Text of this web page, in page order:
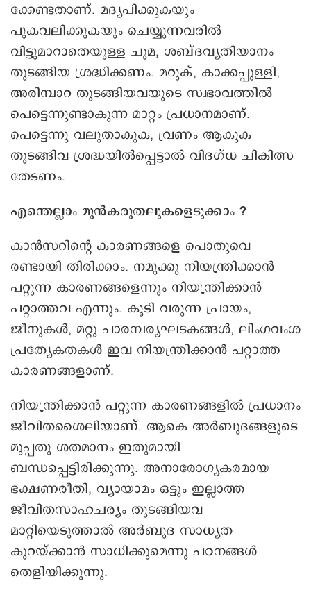
ക്കേണ്ടതാണ്. മദ്യപിക്കുകയും
പുകവലിക്കുകയും െചയ്യുന്നവരിൽ
വിട്ടുമാറാതെയുള്ള ചുമ, ശബ്ദവ്യതിയാനം
തുടങ്ങിയ ശ്രദ്ധിക്കണം. മറുക്, കാക്കപ്പുള്ളി,
അരിമ്പാറ തുടങ്ങിയവയുടെ സ്വഭാവത്തിൽ
പെട്ടെന്നുണ്ടാകുന്ന മാറ്റം പ്രധാനമാണ്.
പെട്ടെന്നു വലുതാകുക, വ്രണം ആകുക
തുടങ്ങിവ ശ്രദ്ധയിൽപ്പെട്ടാൽ വിദഗ്ധ ചികിത്സ
തേടണം.
എന്തെല്ലാം മുൻകരുതലുകളെടുക്കാം ?
കാൻസറിന്റെ കാരണങ്ങളെ പൊതുവെ
രണ്ടായി തിരിക്കാം. നമുക്കു നിയന്ത്രിക്കാൻ
പറ്റുന്ന കാരണങ്ങളെന്നും നിയന്ത്രിക്കാൻ
പറ്റാത്തവ എന്നും. കൂടി വരുന്ന പ്രായം,
ജീനുകൾ, മറ്റു പാരമ്പര്യഘടകങ്ങൾ, ലിംഗവംശ
പ്രത്യേകതകൾ ഇവ നിയന്ത്രിക്കാൻ പറ്റാത്ത
കാരണങ്ങളാണ്.
നിയന്ത്രിക്കാൻ പറ്റുന്ന കാരണങ്ങളിൽ പ്രധാനം
ജീവിതശൈലിയാണ്. ആകെ അർബുദങ്ങളുടെ
മുപ്പതു ശതമാനം ഇതുമായി
ബന്ധപ്പെട്ടിരിക്കുന്നു. അനാരോഗ്യകരമായ
ഭക്ഷണരീതി, വ്യായാമം ഒട്ടും ഇല്ലാത്ത
ജീവിതസാഹചര്യം തുടങ്ങിയവ
മാറ്റിയെടുത്താൽ അർബുദ സാധ്യത
കുറയ്ക്കാൻ സാധിക്കുമെന്നു പഠനങ്ങൾ
തെളിയിക്കുന്നു.